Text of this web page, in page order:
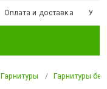
Оплата и доставка
Гарнитуры Гарнитуры